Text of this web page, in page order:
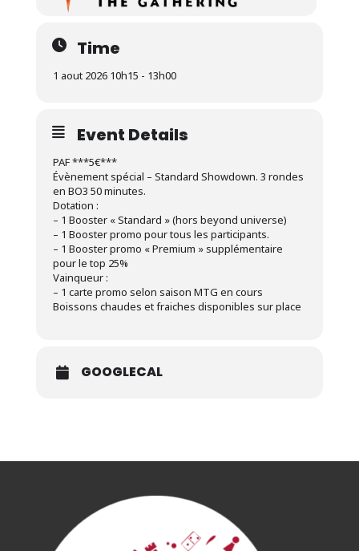
Time
1 aout 2026 10h15 - 13h00
Event Details
PAF ***5€***
Évènement spécial – Standard Showdown. 3 rondes
en BO3 50 minutes.
Dotation :
– 1 Booster « Standard » (hors beyond universe)
– 1 Booster promo pour tous les participants.
– 1 Booster promo « Premium » supplémentaire
pour le top 25%
Vainqueur :
– 1 carte promo selon saison MTG en cours
Boissons chaudes et fraiches disponibles sur place
GOOGLECAL